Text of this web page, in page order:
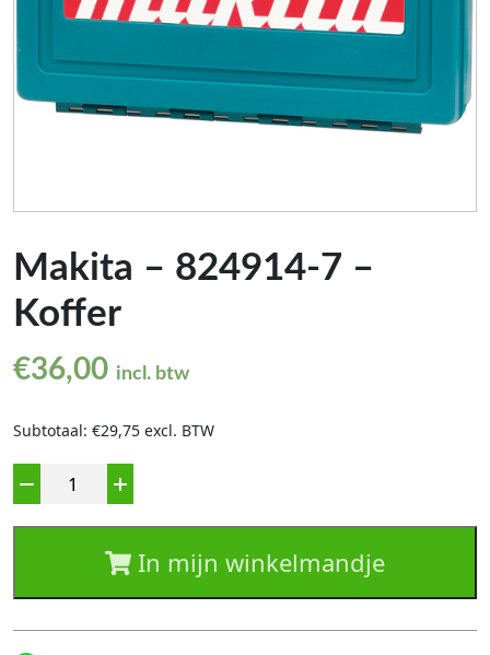
Makita – 824914-7 –
Koffer
€36,00 incl. btw
Subtotaal: €29,75 excl. BTW
In mijn winkelmandje